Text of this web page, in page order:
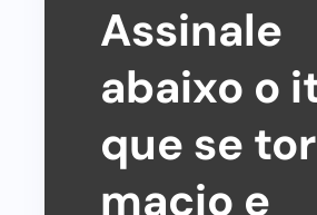
Assinale
abaixo o
que se
macio e